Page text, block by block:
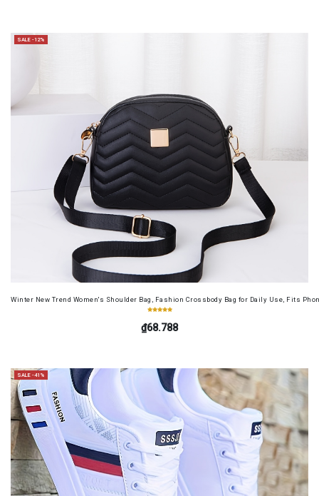
SALE -12%
Winter New Trend Women's Shoulder Bag, Fashion Crossbody Bag for Daily Use, Fits
₫68.788
SALE -41%